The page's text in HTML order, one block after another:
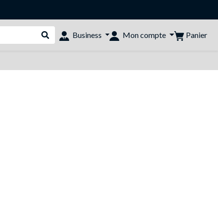
Rechercher dans le shop
Business Mon compte Panier